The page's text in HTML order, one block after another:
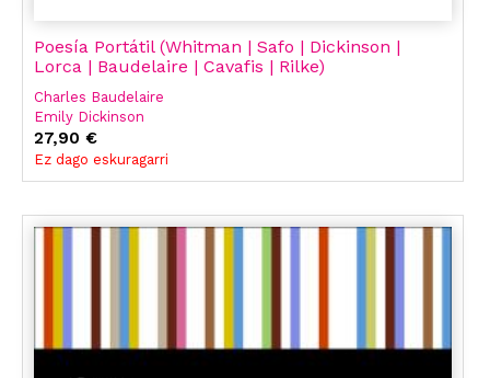
Poesía Portátil (Whitman | Safo | Dickinson |
Lorca | Baudelaire | Cavafis | Rilke)
Charles Baudelaire
Emily Dickinson
Safo
Walt Whitman
27,90 €
Ez dago eskuragarri